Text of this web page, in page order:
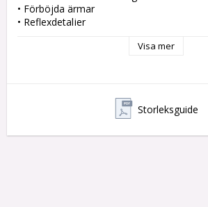
• Förböjda ärmar
• Reflexdetaljer
återvunnen polyester (PES), 35 %
10 % återvunnen polyester (PES), 5 %
Visa mer
Storleksguide